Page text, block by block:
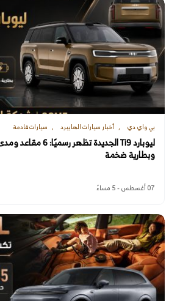
بي واي دي أخبار سيارات الهايبرد سيارات قادمة
وبطارية ضخمة
07 أغسطس - 5 مساءً